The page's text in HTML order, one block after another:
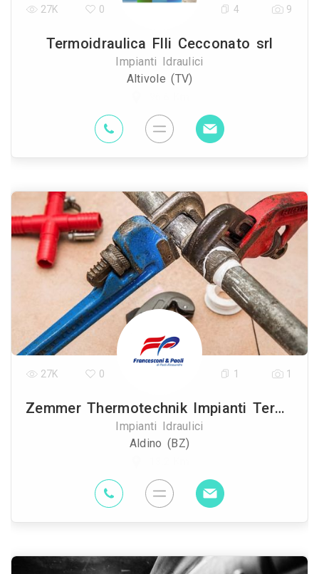
Termoidraulica Flli Cecconato srl
Impianti Idraulici
Altivole (TV)
27K 0 4 9
Zemmer Thermotechnik Impianti Termosanitari
Impianti Idraulici
Aldino (BZ)
27K 0 1 1